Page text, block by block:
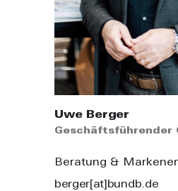
Uwe Berger
Geschäftsführender
Beratung &
berger[at]bundb.de